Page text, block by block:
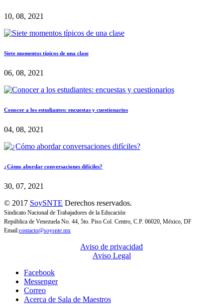
10, 08, 2021
Siete momentos típicos de una clase
06, 08, 2021
Conocer a los estudiantes: encuestas y cuestionarios
04, 08, 2021
¿Cómo abordar conversaciones difíciles?
30, 07, 2021
© 2017 SoySNTE Derechos reservados.
Sindicato Nacional de Trabajadores de la Educación
República de Venezuela No. 44, 5to. Piso Col. Centro, C.P. 06020, México, DF
Email:contacto@soysnte.mx
Aviso de privacidad
Aviso Legal
Facebook
Messenger
Correo
Acerca de Sala de Maestros